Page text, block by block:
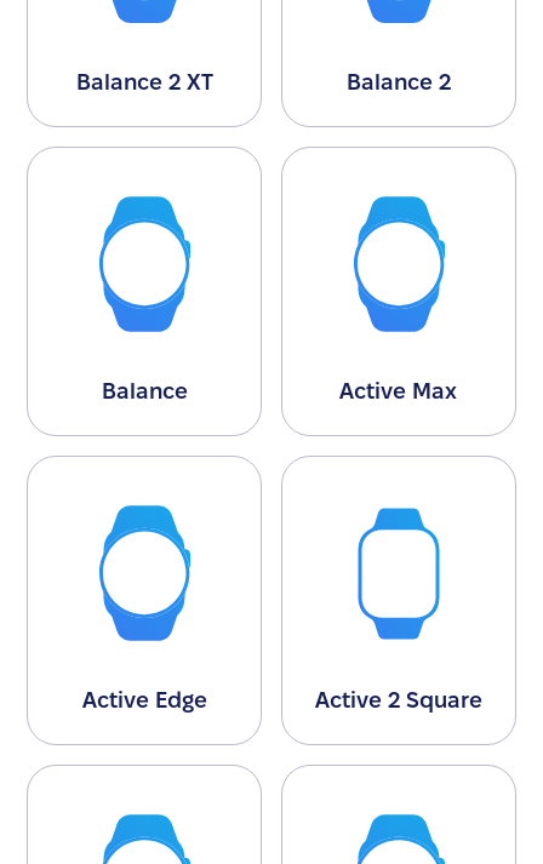
Balance 2 XT Balance 2
Balance Active Max
Active Edge Active 2 Square